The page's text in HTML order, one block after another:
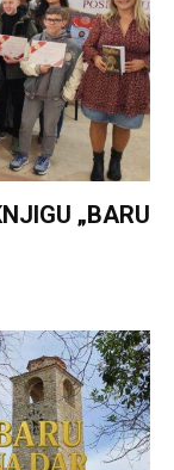
„BARU